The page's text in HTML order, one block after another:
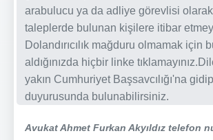
arabulucu ya da adliye görevlisi olarak
taleplerde bulunan kişilere itibar
Dolandırıcılık mağduru olmamak için
aldığınızda hiçbir linke
yakın Cumhuriyet Başsavcılığı'na
duyurusunda bulunabilirsiniz.
Avukat Ahmet Furkan Akyıldız telefon